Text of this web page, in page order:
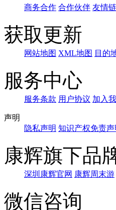
商务合作 合作伙伴 友情
获取更新
网站地图 XML地图 目的
服务中心
服务条款 用户协议 加入
声明
隐私声明 知识产权免责声
康辉旗下品
深圳康辉官网 康辉周末游
微信咨询